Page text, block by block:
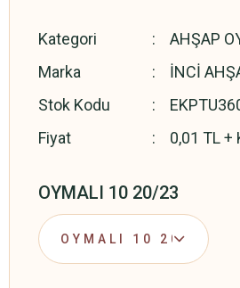
Kategori
AHŞAP
Marka
İNCİ
Stok Kodu
Fiyat
0,01 TL +
OYMALI 10 20/23